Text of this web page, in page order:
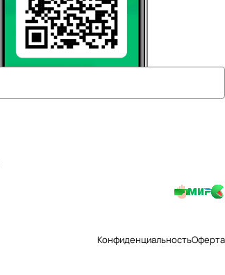
КонфиденциальностьОферта